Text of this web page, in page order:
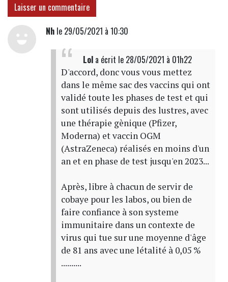
Laisser un commentaire
Nhle 29/05/2021 à 10:30
Lola écrit le 28/05/2021 à 01h22
D'accord, donc vous vous mettez
dans le même sac des vaccins qui ont
validé toute les phases de test et qui
sont utilisés depuis des lustres, avec
une thérapie gènique (Pfizer,
Moderna) et vaccin OGM
(AstraZeneca) réalisés en moins d'un
an et en phase de test jusqu'en 2023...
Après, libre à chacun de servir de
cobaye pour les labos, ou bien de
faire confiance à son systeme
immunitaire dans un contexte de
virus qui tue sur une moyenne d'âge
de 81 ans avec une létalité à 0,05 %
..........